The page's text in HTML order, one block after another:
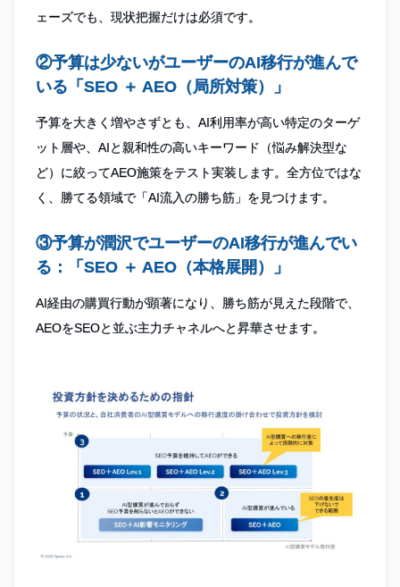
ェーズでも、現状把握だけは必須です。
②予算は少ないがユーザーのAI移行が進んで
いる「SEO ＋ AEO（局所対策）」
予算を大きく増やさずとも、AI利用率が高い特定のターゲ
ット層や、AIと親和性の高いキーワード（悩み解決型な
ど）に絞ってAEO施策をテスト実装します。全方位ではな
く、勝てる領域で「AI流入の勝ち筋」を見つけます。
③予算が潤沢でユーザーのAI移行が進んでい
る：「SEO ＋ AEO（本格展開）」
AI経由の購買行動が顕著になり、勝ち筋が見えた段階で、
AEOをSEOと並ぶ主力チャネルへと昇華させます。